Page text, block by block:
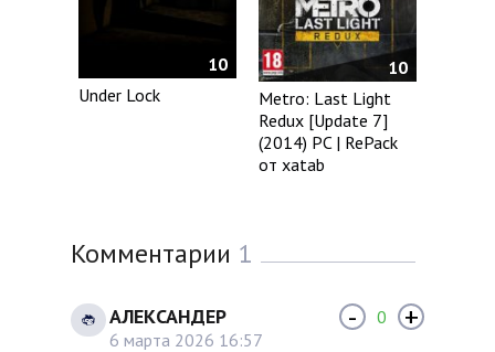
10
Under Lock
10
Metro: Last Light
Redux [Update 7]
(2014) PC | RePack
от xatab
Комментарии 1
АЛЕКСАНДЕР
6 марта 2026 16:57
- 0 +